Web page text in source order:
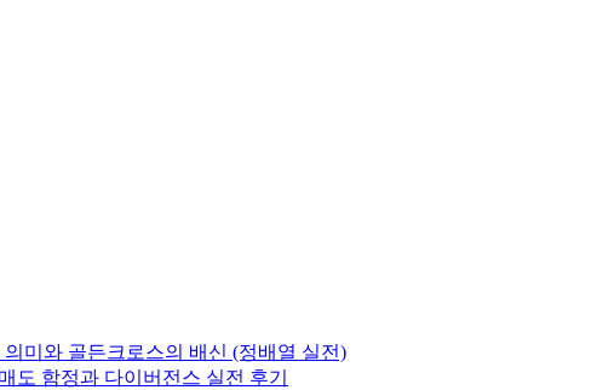
의미와 골든크로스의 배신 (정배열 실전)
도 함정과 다이버전스 실전 후기